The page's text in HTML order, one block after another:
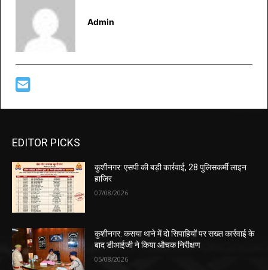
Admin
EDITOR PICKS
कुशीनगर: एसपी की बड़ी कार्रवाई, 28 पुलिसकर्मी लाइन
हाजिर
07/08/2026
कुशीनगर: कसया थाने में दो सिपाहियों पर सख्त कार्रवाई के
बाद डीआईजी ने किया औचक निरीक्षण
05/08/2026